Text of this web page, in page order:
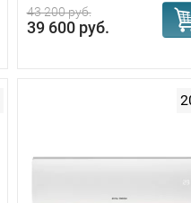
43 200 руб.
39 600 руб.